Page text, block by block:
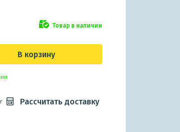
Товар в наличии
В корзину
Рассчитать доставку